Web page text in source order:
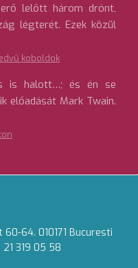
lelőtt három drónt,
légterét. Ezek közül
koboldok
is halott…; és én se
előadását Mark Twain.
64. 010171 Bucuresti
319 05 58